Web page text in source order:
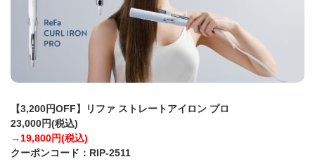
【3,200円OFF】リファ ストレートアイロン プロ
23,000円(税込)
→19,800円(税込)
クーポンコード：RIP-2511